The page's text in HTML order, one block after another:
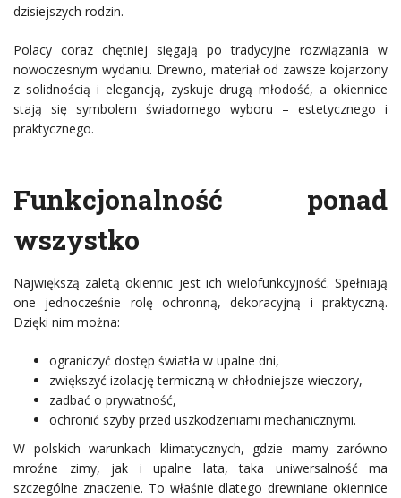
dzisiejszych rodzin.
Polacy coraz chętniej sięgają po tradycyjne rozwiązania w
nowoczesnym wydaniu. Drewno, materiał od zawsze kojarzony
z solidnością i elegancją, zyskuje drugą młodość, a okiennice
stają się symbolem świadomego wyboru – estetycznego i
praktycznego.
Funkcjonalność ponad
wszystko
Największą zaletą okiennic jest ich wielofunkcyjność. Spełniają
one jednocześnie rolę ochronną, dekoracyjną i praktyczną.
Dzięki nim można:
ograniczyć dostęp światła w upalne dni,
zwiększyć izolację termiczną w chłodniejsze wieczory,
zadbać o prywatność,
ochronić szyby przed uszkodzeniami mechanicznymi.
W polskich warunkach klimatycznych, gdzie mamy zarówno
mroźne zimy, jak i upalne lata, taka uniwersalność ma
szczególne znaczenie. To właśnie dlatego drewniane okiennice